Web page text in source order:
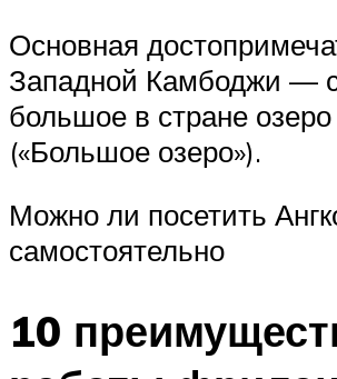
Основная
Западной Камбоджи —
большое в стране
(«Большое озеро»).
Можно ли посетить
самостоятельно
10